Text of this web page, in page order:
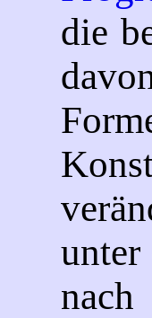
die
unter